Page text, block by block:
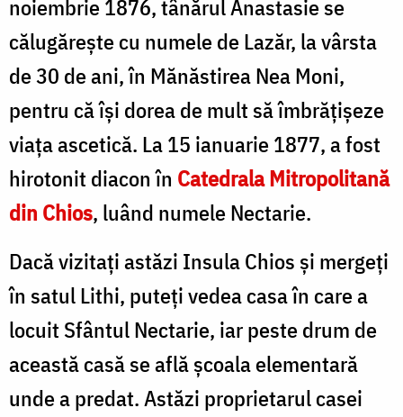
noiembrie 1876, tânărul Anastasie se
călugărește cu numele de Lazăr, la vârsta
de 30 de ani, în Mănăstirea Nea Moni,
pentru că își dorea de mult să îmbrățișeze
viața ascetică. La 15 ianuarie 1877, a fost
hirotonit diacon în Catedrala Mitropolitană
din Chios, luând numele Nectarie.
Dacă vizitați astăzi Insula Chios și mergeți
în satul Lithi, puteți vedea casa în care a
locuit Sfântul Nectarie, iar peste drum de
această casă se află școala elementară
unde a predat. Astăzi proprietarul casei